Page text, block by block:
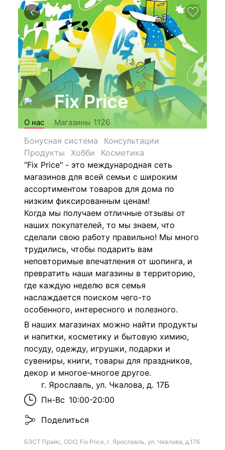
Fix Price
О нас Магазины 1126
Бонусная система
Консультации
Продукты
Хобби
Косметика
"Fix Price" - это международная сеть
магазинов для всей семьи с широким
ассортиментом товаров для дома по
низким фиксированным ценам!
Когда мы получаем отличные отзывы от
наших покупателей, то мы знаем, что
сделали свою работу правильно! Мы много
трудились, чтобы подарить вам
неповторимые впечатления от шопинга, и
превратить наши магазины в территорию,
где каждую неделю вся семья
наслаждается поиском чего-то
особенного, интересного и полезного.
В наших магазинах можно найти продукты
и напитки, косметику и бытовую химию,
посуду, одежду, игрушки, подарки и
сувениры, книги, товары для праздников,
декор и многое-многое другое.
г. Ярославль, ул. Чкалова, д. 17Б
Пн-Вс 10:00-20:00
Поделиться
БЭСТ Прайс, ООО, Fix Price, г. Ярославль, ул. Чкалова, д.17б